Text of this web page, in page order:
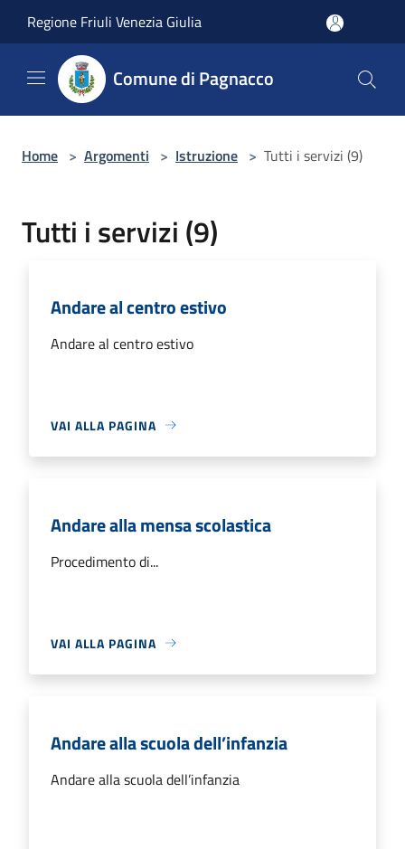
Regione Friuli Venezia Giulia
Comune di Pagnacco
Home > Argomenti > Istruzione > Tutti i servizi (9)
Tutti i servizi (9)
Andare al centro estivo
Andare al centro estivo
VAI ALLA PAGINA
Andare alla mensa scolastica
Procedimento di...
VAI ALLA PAGINA
Andare alla scuola dell’infanzia
Andare alla scuola dell’infanzia